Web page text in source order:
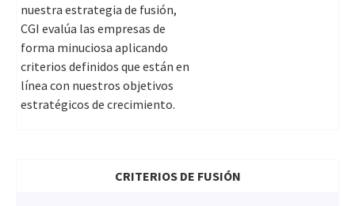
nuestra estrategia de fusión,
CGI evalúa las empresas de
forma minuciosa aplicando
criterios definidos que están en
línea con nuestros objetivos
estratégicos de crecimiento.
CRITERIOS DE FUSIÓN